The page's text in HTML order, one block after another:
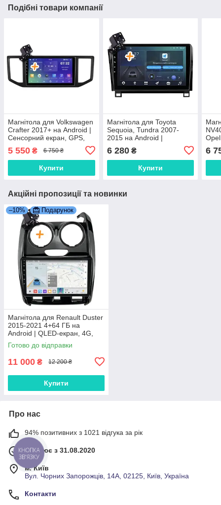
Подібні товари компанії
Магнітола для Volkswagen
Crafter 2017+ на Android |
Сенсорний екран, GPS,
5 550 ₴ 6 750 ₴
Купити
Магнітола для Toyota
Sequoia, Tundra 2007-
2015 на Android |
Bluetooth, камера
заднього виду
6 280₴
Купити
6
Акційні пропозиції та новинки
–10% Подарунок
Магнітола для Renault Duster
2015-2021 4+64 ГБ на
Android | QLED-екран, 4G,
Bluetooth
Готово до відправки
11 000 ₴ 12 200 ₴
Купити
Про нас
94% позитивних з 1021 відгука за рік
Працює з 31.08.2020
м. Київ
Вул. Чорних Запорожців, 14А, 02125, Київ, Україна
Контакти
КНОПКА
ЗВ'ЯЗКУ